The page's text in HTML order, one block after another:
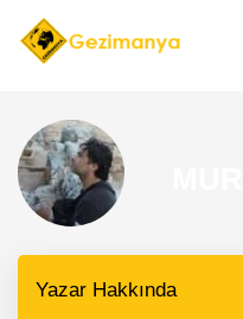
Yazar Hakkında